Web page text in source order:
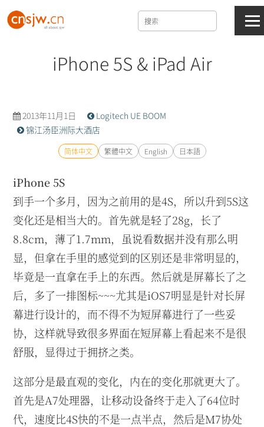
iPhone 5S & iPad Air
2013年11月1日
Logitech UE BOOM
锦江汤臣洲际大酒店
简体中文 繁體中文 English 日本語
iPhone 5S
到手一个多月，因为之前用的是4S，所以升到5S这
变化还是相当大的。首先就是轻了28g，长了
8.8cm，薄了1.7mm，虽说看数据并没有那么明
显，但拿在手里的感觉到的区别还是非常明显的，
毕竟是一直拿在手上的东西。然后就是屏幕长了之
后，多了一排图标~~~尤其是iOS7明显是针对长屏
幕进行设计的，而不得不为短屏幕进行了一些妥
协，这样就导致很多界面在短屏幕上看起来不是很
舒服，显得过于拥挤之类。
这部分是最直观的变化，内在的变化那就更大了。
首先是A7处理器，让移动设备终于走入了64位时
代，速度比4S快的不是一点半点，然后是M7协处